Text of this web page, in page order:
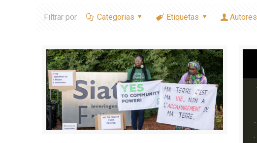
Filtrar por Categorias Etiquetas Autores